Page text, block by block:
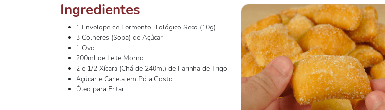
Ingredientes
1 Envelope de Fermento Biológico Seco (10g)
3 Colheres (Sopa) de Açúcar
1 Ovo
200ml de Leite Morno
2 e 1/2 Xícara (Chá de 240ml) de Farinha de Trigo
Açúcar e Canela em Pó a Gosto
Óleo para Fritar